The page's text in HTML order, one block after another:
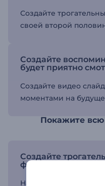
Создайте
своей второй
Создайте
будет приятно
Создайте видео
моментами на
Покажите
Создайте
формате видео
Наполните день